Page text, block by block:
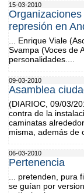
15-03-2010
represión en
... Enrique Viale
Svampa (Voces de
personalidades....
09-03-2010
Asamblea
(DIARIOC, 09/03/
contra de la
caminatas
misma, además de
06-03-2010
Pertenencia
... pretenden, pura
se guían por